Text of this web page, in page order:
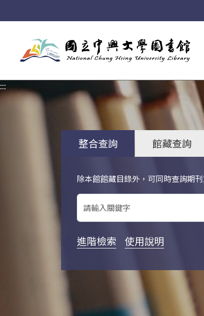
:::
整合查詢 館藏查詢
除本館館藏目錄外，可同時查詢期
關鍵字搜尋
進階檢索 使用說明